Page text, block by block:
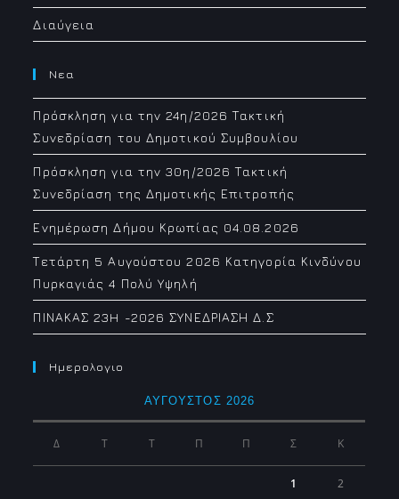
Διαύγεια
Νεα
Πρόσκληση για την 24η/2026 Τακτική
Συνεδρίαση του Δημοτικού Συμβουλίου
Πρόσκληση για την 30η/2026 Τακτική
Συνεδρίαση της Δημοτικής Επιτροπής
Ενημέρωση Δήμου Κρωπίας 04.08.2026
Τετάρτη 5 Αυγούστου 2026 Κατηγορία Κινδύνου
Πυρκαγιάς 4 Πολύ Υψηλή
ΠΙΝΑΚΑΣ 23H -2026 ΣΥΝΕΔΡΙΑΣΗ Δ.Σ
Ημερολογιο
ΑΎΓΟΥΣΤΟΣ 2026
Δ Τ Τ Π Π Σ Κ
1 2